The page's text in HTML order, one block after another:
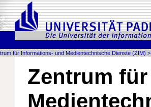
für Informations- und Medientechnische Dienste (ZIM)
Zentrum